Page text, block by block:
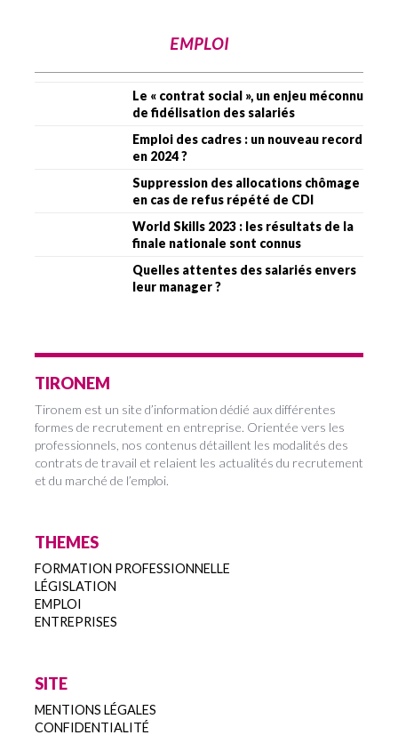
EMPLOI
Le « contrat social », un enjeu méconnu
de fidélisation des salariés
Emploi des cadres : un nouveau record
en 2024 ?
Suppression des allocations chômage
en cas de refus répété de CDI
World Skills 2023 : les résultats de la
finale nationale sont connus
Quelles attentes des salariés envers
leur manager ?
TIRONEM
Tironem est un site d’information dédié aux différentes
formes de recrutement en entreprise. Orientée vers les
professionnels, nos contenus détaillent les modalités des
contrats de travail et relaient les actualités du recrutement
et du marché de l’emploi.
THEMES
FORMATION PROFESSIONNELLE
LÉGISLATION
EMPLOI
ENTREPRISES
SITE
MENTIONS LÉGALES
CONFIDENTIALITÉ